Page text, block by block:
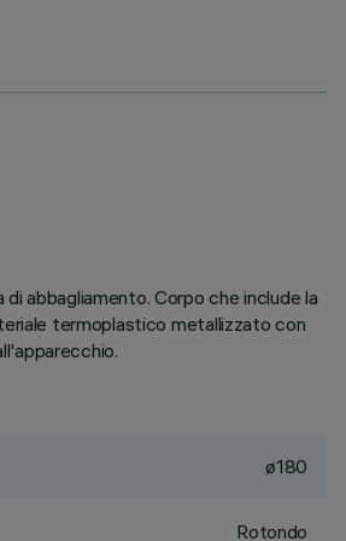
abbagliamento. Corpo che include la
termoplastico metallizzato con
ø180
Rotondo